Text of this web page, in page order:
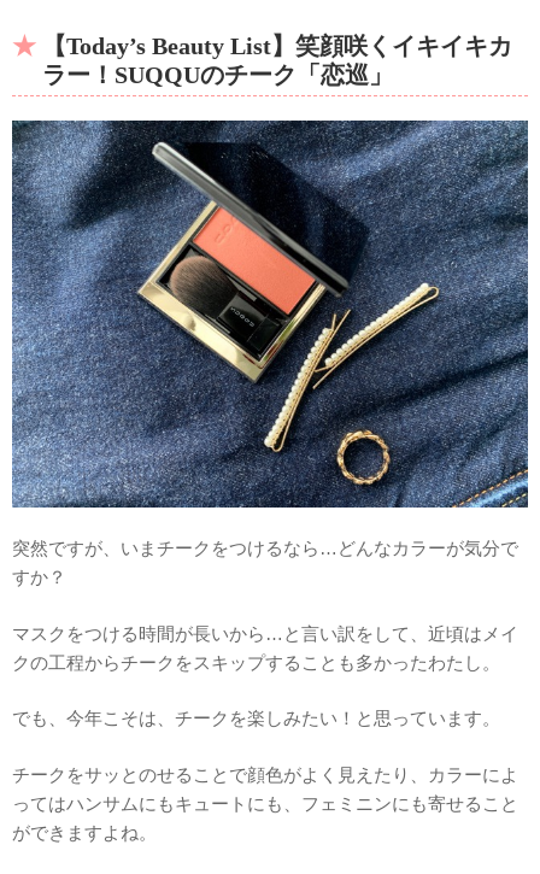
【Today’s Beauty List】 笑顔咲くイキイキカ
ラー！SUQQUのチーク「恋巡」
突然ですが、いまチークをつけるなら…どんなカラーが気分で
すか？
マスクをつける時間が長いから…と言い訳をして、近頃はメイ
クの工程からチークをスキップすることも多かったわたし。
でも、今年こそは、チークを楽しみたい！と思っています。
チークをサッとのせることで顔色がよく見えたり、カラーによ
ってはハンサムにもキュートにも、フェミニンにも寄せること
ができますよね。